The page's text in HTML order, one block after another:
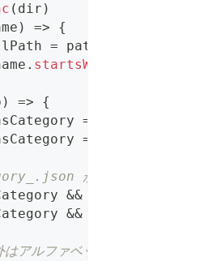
( dir )
) =>
{
= path
. startsWith
) =>
{
=
=
があるフォルダを先
&&
&&
アルファベット順